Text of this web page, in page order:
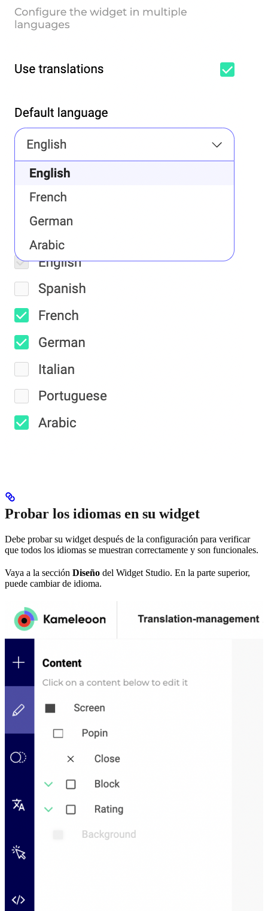
Probar los idiomas en su widget
Debe probar su widget después de la configuración para verificar
que todos los idiomas se muestran correctamente y son funcionales.
Vaya a la sección Diseño del Widget Studio. En la parte superior,
puede cambiar de idioma.